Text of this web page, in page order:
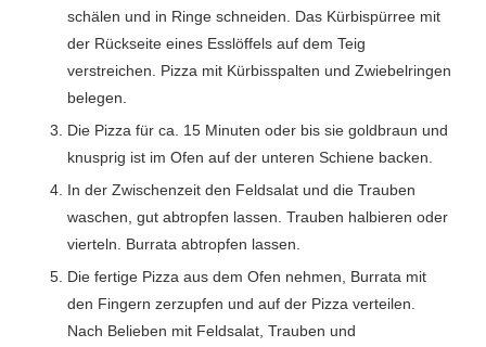
schälen und in Ringe schneiden. Das Kürbispürree mit
der Rückseite eines Esslöffels auf dem Teig
verstreichen. Pizza mit Kürbisspalten und Zwiebelringen
belegen.
Die Pizza für ca. 15 Minuten oder bis sie goldbraun und
knusprig ist im Ofen auf der unteren Schiene backen.
In der Zwischenzeit den Feldsalat und die Trauben
waschen, gut abtropfen lassen. Trauben halbieren oder
vierteln. Burrata abtropfen lassen.
Die fertige Pizza aus dem Ofen nehmen, Burrata mit
den Fingern zerzupfen und auf der Pizza verteilen.
Nach Belieben mit Feldsalat, Trauben und